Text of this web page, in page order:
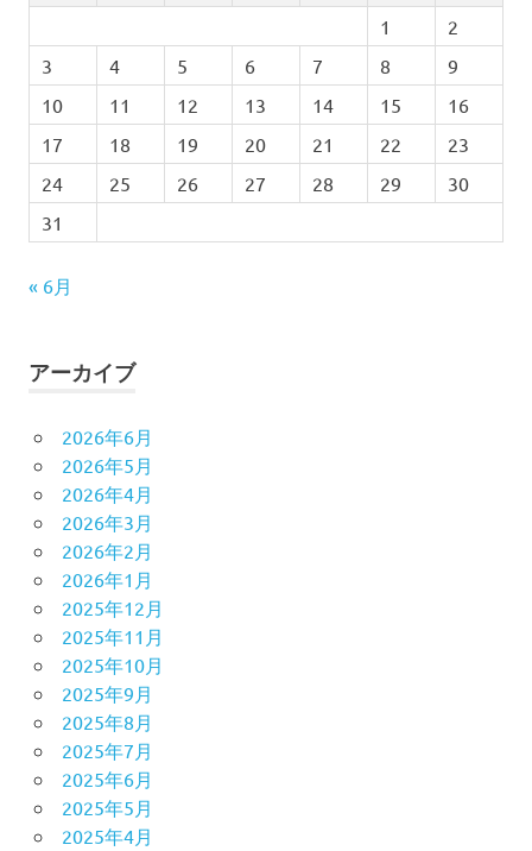
1
2
3
4 5 6 7 8
9
10
11 12 13 14 15
16
17
18 19 20 21 22
23
24
25 26 27 28 29
30
31
« 6月
アーカイブ
2026年6月
2026年5月
2026年4月
2026年3月
2026年2月
2026年1月
2025年12月
2025年11月
2025年10月
2025年9月
2025年8月
2025年7月
2025年6月
2025年5月
2025年4月